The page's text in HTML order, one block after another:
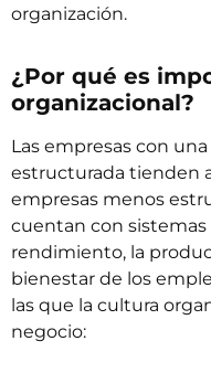
organización.
¿Por qué es
organizacional?
Las empresas con
estructurada tienden
empresas menos
cuentan con
rendimiento, la
bienestar de los
las que la cultura
negocio: